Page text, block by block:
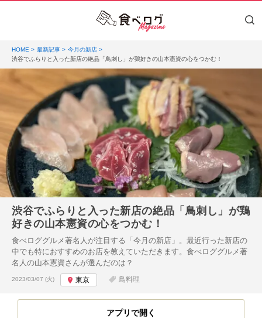
HOME 最新記事
今月の新店
渋谷でふらりと入った新店の絶品「鳥刺し」が鶏好きの山本憲資の心をつかむ！
渋谷でふらりと入った新店の絶品「鳥刺し」が鶏
好きの山本憲資の心をつかむ！
食べロググルメ著名人が注目する「今月の新店」。最近行った新店の
中でも特におすすめのお店を教えていただきます。食べロググルメ著
名人の山本憲資さんが選んだのは？
投稿日:
2023/03/07 (火) 東京 鳥料理
アプリで開く